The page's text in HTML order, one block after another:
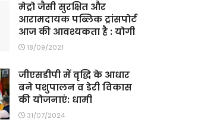
मेट्रो जैसी सुरक्षित और
आरामदायक पब्लिक ट्रांसपोर्ट
आज की आवश्यकता है : योगी
18/09/2021
जीएसडीपी में वृद्धि के आधार
बने पशुपालन व डेरी विकास
की योजनाएं: धामी
31/07/2024